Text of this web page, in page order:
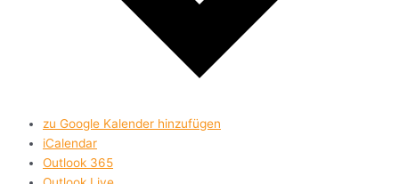
zu Google Kalender hinzufügen
iCalendar
Outlook 365